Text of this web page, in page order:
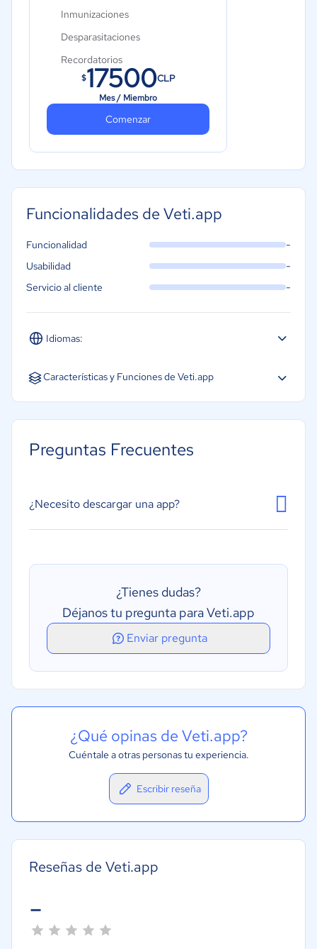
Inmunizaciones
Desparasitaciones
Recordatorios
Plantillas de consentimiento
Archivos
Reportes de atención
Agenda
1 usuario
$17500CLP
Mes / Miembro
Comenzar
Funcionalidades de Veti.app
Idiomas:
Español
Funcionalidad -
Usabilidad -
Servicio al cliente -
Características y Funciones de Veti.app
Gestión de citas
Planes de tratamiento
Preguntas Frecuentes
¿Necesito descargar una app?
¿Tienes dudas?
Déjanos tu pregunta para Veti.app
Enviar pregunta
¿Qué opinas de Veti.app?
Cuéntale a otras personas tu experiencia.
Escribir reseña
Reseñas de Veti.app
-